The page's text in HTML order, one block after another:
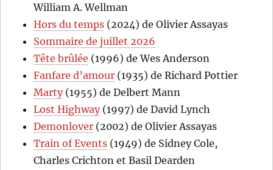
William A. Wellman
Hors du temps (2024) de Olivier Assayas
Sommaire de juillet 2026
Tête brûlée (1996) de Wes Anderson
Fanfare d’amour (1935) de Richard Pottier
Marty(1955) de Delbert Mann
Lost Highway(1997) de David Lynch
Demonlover (2002) de Olivier Assayas
Train of Events (1949) de Sidney Cole,
Charles Crichton et Basil Dearden